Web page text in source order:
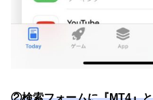
②検索フォームに『MT4』